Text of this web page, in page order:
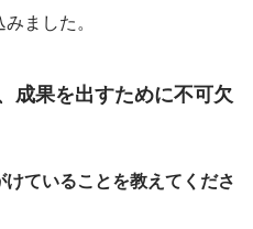
ました。
成果を出すために不可欠
ていることを教えてくださ